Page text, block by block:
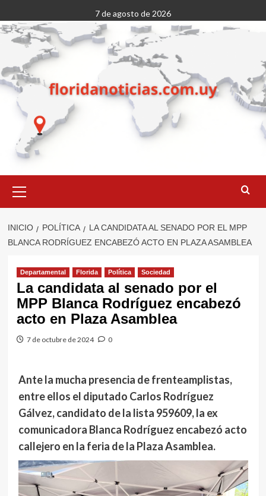
al
contenido
7 de agosto de 2026
primario
INICIO POLÍTICA
LA CANDIDATA AL SENADO POR EL MPP
BLANCA RODRÍGUEZ ENCABEZÓ ACTO EN PLAZA ASAMBLEA
Departamental Florida Política Sociedad
La candidata al senado por el
MPP Blanca Rodríguez encabezó
acto en Plaza Asamblea
7 de octubre de 2024 0
Ante la mucha presencia de frenteamplistas,
entre ellos el diputado Carlos Rodríguez
Gálvez, candidato de la lista 959609, la ex
comunicadora Blanca Rodríguez encabezó acto
callejero en la feria de la Plaza Asamblea.